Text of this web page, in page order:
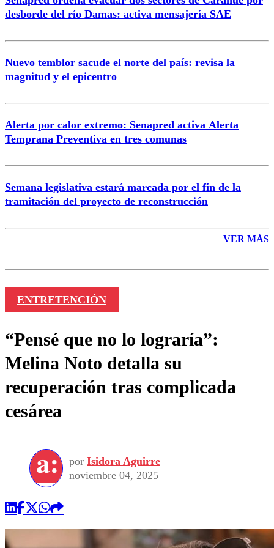
Correo
desborde del río Damas: activa mensajería SAE
Nuevo temblor sacude el norte del país: revisa la
magnitud y el epicentro
Alerta por calor extremo: Senapred activa Alerta
Temprana Preventiva en tres comunas
Semana legislativa estará marcada por el fin de la
tramitación del proyecto de reconstrucción
VER MÁS
ENTRETENCIÓN
“Pensé que no lo lograría”:
Melina Noto detalla su
recuperación tras complicada
cesárea
por Isidora Aguirre
noviembre 04, 2025